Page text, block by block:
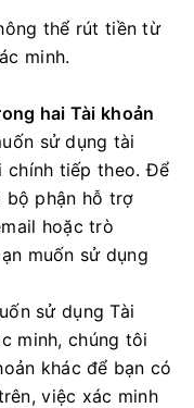
thể rút tiền từ
minh.
hai Tài khoản
sử dụng tài
chính tiếp theo. Để
bộ phận hỗ trợ
hoặc trò
muốn sử dụng
sử dụng Tài
minh, chúng tôi
khác để bạn có
việc xác minh